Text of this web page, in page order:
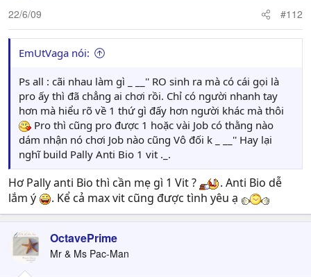
22/6/09 #112
EmUtVaga nói:
Ps all : cãi nhau làm gì _ __'' RO sinh ra mà có cái gọi là
pro ấy thì đã chẳng ai chơi rồi. Chỉ có người nhanh tay
hơn mà hiểu rõ về 1 thứ gì đấy hơn người khác mà thôi
Pro thì cũng pro được 1 hoặc vài Job có thằng nào
dám nhận nó chơi Job nào cũng Vô đối k _ __'' Hay lại
nghĩ build Pally Anti Bio 1 vit ._.
Hơ Pally anti Bio thì cần mẹ gì 1 Vit ?
. Anti Bio dễ
lắm ý
. Kể cả max vit cũng được tình yêu ạ
OctavePrime
Mr & Ms Pac-Man